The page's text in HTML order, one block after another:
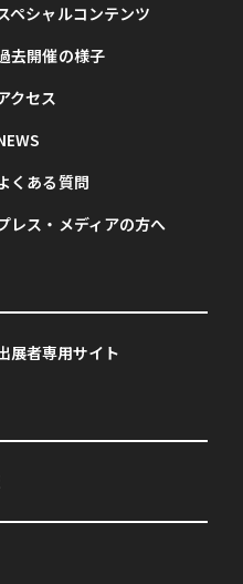
ペシャルコンテンツ
去開催の様子
クセス
くある質問
レス・メディアの方へ
展者専用サイト